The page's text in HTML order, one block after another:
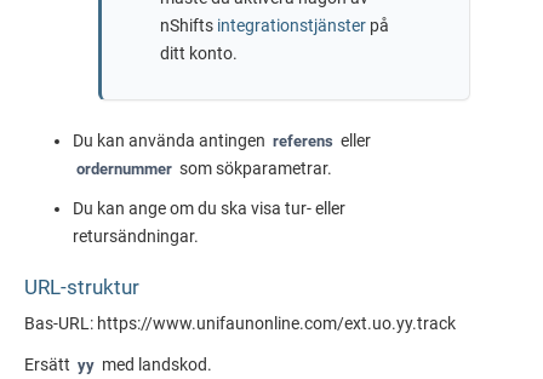
nShifts integrationstjänster på
ditt konto.
Du kan använda antingen referens eller
ordernummer som sökparametrar.
Du kan ange om du ska visa tur- eller
retursändningar.
URL-struktur
Bas-URL: https://www.unifaunonline.com/ext.uo.yy.track
Ersätt yy med landskod.